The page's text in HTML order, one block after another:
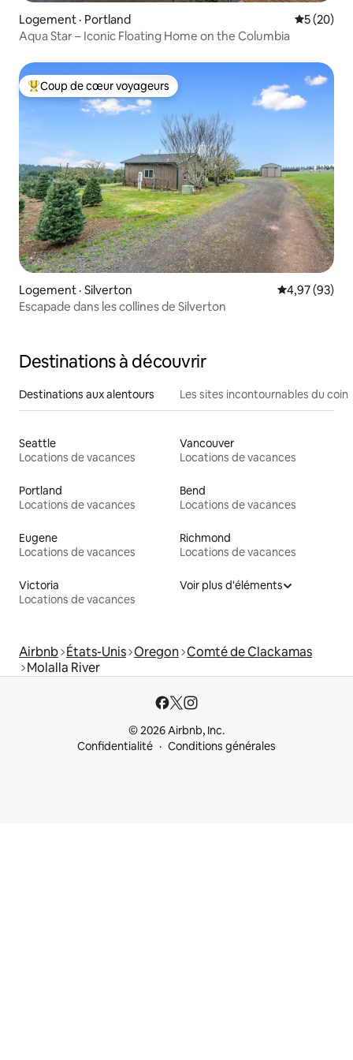
Logement · Portland Note
5 (20)
Aqua Star – Iconic Floating Home on the Columbia
Coup de cœur voyageurs parmi les plus aimés
Coup de cœur voyageurs
Logement · Silverton Note
4,97 (93)
Escapade dans les collines de Silverton
Destinations à découvrir
Destinations aux alentours Les sites incontournables du coin
Seattle
Locations de vacances
Vancouver
Locations de vacances
Portland
Locations de vacances
Bend
Locations de vacances
Eugene
Locations de vacances
Richmond
Locations de vacances
Victoria
Locations de vacances
Voir plus d'éléments
Airbnb États-Unis Oregon Comté de Clackamas
Molalla River
© 2026 Airbnb, Inc.
Confidentialité
Conditions générales